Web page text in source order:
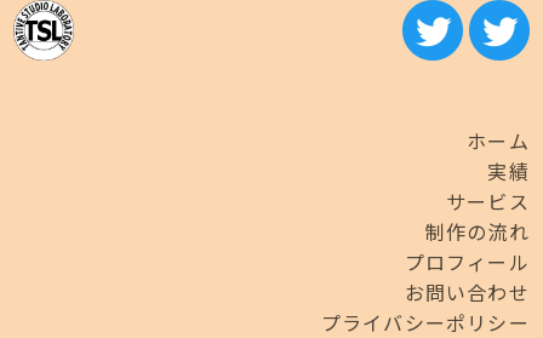
ホーム
実績
サービス
制作の流れ
プロフィール
お問い合わせ
プライバシーポリシー